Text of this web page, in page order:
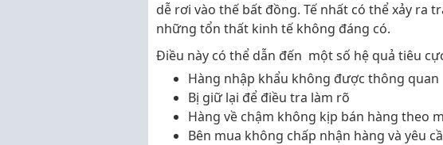
dễ rơi vào thế bất đồng. Tế nhất có thể xảy ra
những tổn thất kinh tế không đáng có.
Điều này có thể dẫn đến một số hệ quả tiêu
Hàng nhập khẩu không được thông quan
Bị giữ lại để điều tra làm rõ
Hàng về chậm không kịp bán hàng theo
Bên mua không chấp nhận hàng và yêu